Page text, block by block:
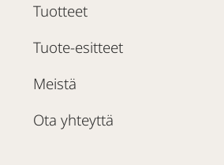
Tuotteet
Tuote-esitteet
Meistä
Ota yhteyttä